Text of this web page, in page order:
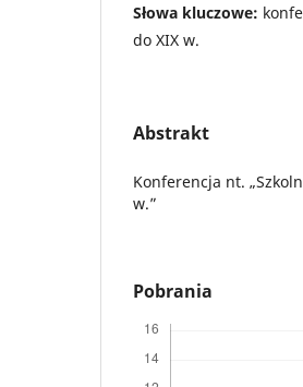
Słowa kluczowe:
do XIX w.
Abstrakt
Konferencja nt.
w.”
Pobrania